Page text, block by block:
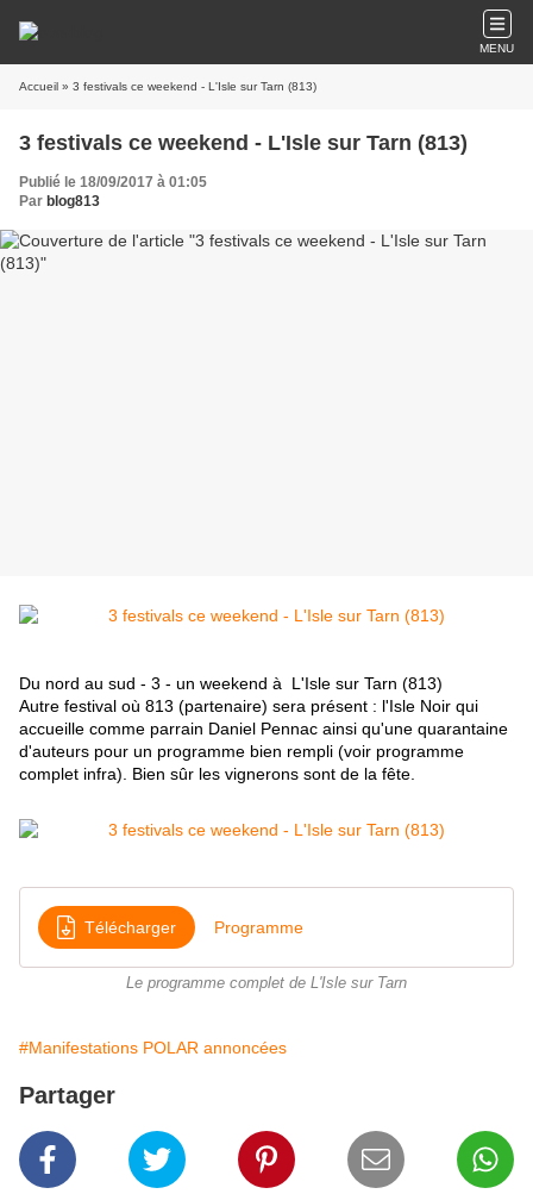
MENU
Accueil » 3 festivals ce weekend - L'Isle sur Tarn (813)
3 festivals ce weekend - L'Isle sur Tarn (813)
Publié le 18/09/2017 à 01:05
Par blog813
Du nord au sud - 3 - un weekend à L'Isle sur Tarn (813)
Autre festival où 813 (partenaire) sera présent : l'Isle Noir qui
accueille comme parrain Daniel Pennac ainsi qu'une quarantaine
d'auteurs pour un programme bien rempli (voir programme
complet infra). Bien sûr les vignerons sont de la fête.
Télécharger Programme
Le programme complet de L'Isle sur Tarn
#Manifestations POLAR annoncées
Partager